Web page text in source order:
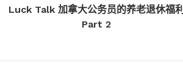
Luck Talk 加拿大公务员的养老退休福利
Part 2